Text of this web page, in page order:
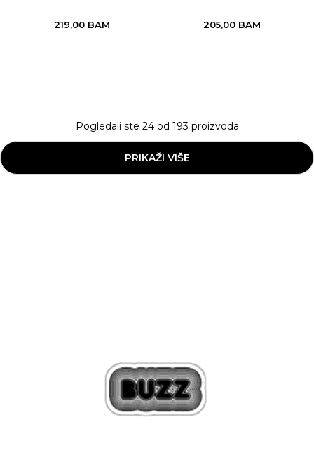
219,00 BAM 205,00 BAM
Pogledali ste 24od 193 proizvoda
PRIKAŽI VIŠE